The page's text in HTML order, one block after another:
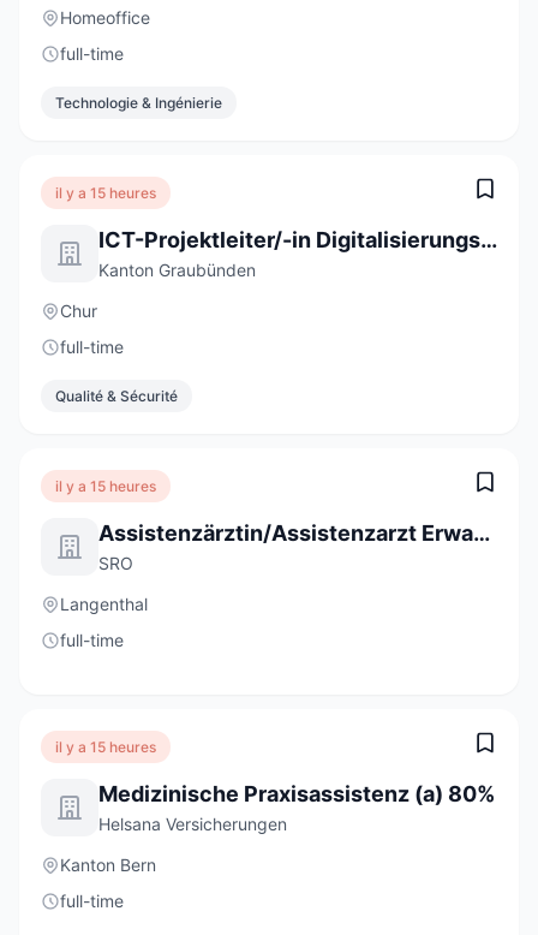
Homeoffice
full-time
Technologie & Ingénierie
il y a 15 heures
ICT-Projektleiter/-in Digitalisierungsprojekte 60-100 %
Kanton Graubünden
Chur
full-time
Qualité & Sécurité
il y a 15 heures
Assistenzärztin/Assistenzarzt Erwachsenenpsychiatrie Ambulatorium 80 - 100 %
SRO
Langenthal
full-time
il y a 15 heures
Medizinische Praxisassistenz (a) 80%
Helsana Versicherungen
Kanton Bern
full-time